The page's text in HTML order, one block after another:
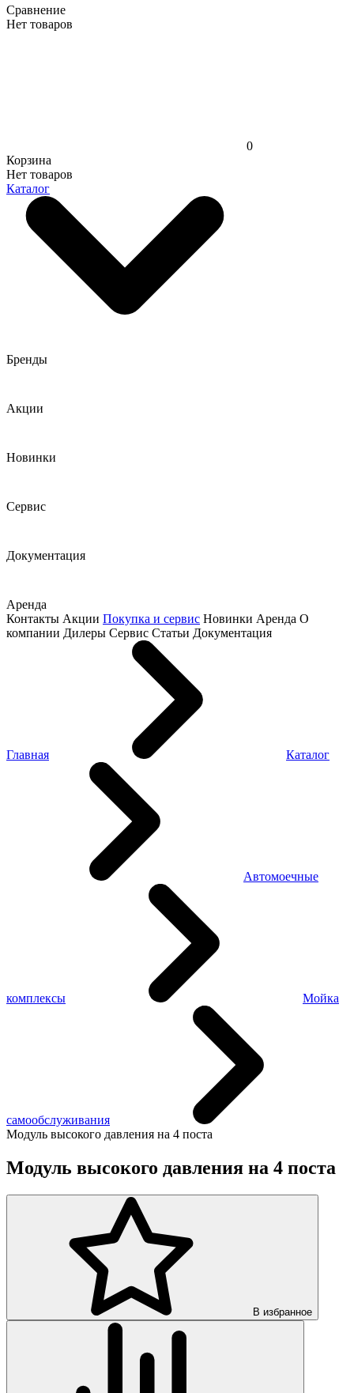
Сравнение
Нет товаров
0
Корзина
Нет товаров
Каталог
Бренды
Акции
Новинки
Сервис
Документация
Аренда
Контакты Акции Покупка и сервис Новинки Аренда О
компании Дилеры Сервис Статьи Документация
Главная Каталог
Автомоечные
комплексы Мойка
самообслуживания
Модуль высокого давления на 4 поста
Модуль высокого давления на 4 поста
В избранное